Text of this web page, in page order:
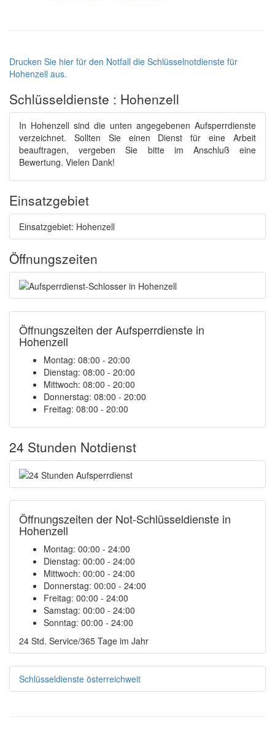
Drucken Sie hier für den Notfall die Schlüsselnotdienste für
Hohenzell aus.
Schlüsseldienste : Hohenzell
In Hohenzell sind die unten angegebenen Aufsperrdienste
verzeichnet. Sollten Sie einen Dienst für eine Arbeit
beauftragen, vergeben Sie bitte im Anschluß eine
Bewertung. Vielen Dank!
Einsatzgebiet
Einsatzgebiet: Hohenzell
Öffnungszeiten
Öffnungszeiten der Aufsperrdienste in
Hohenzell
Montag: 08:00 - 20:00
Dienstag: 08:00 - 20:00
Mittwoch: 08:00 - 20:00
Donnerstag: 08:00 - 20:00
Freitag: 08:00 - 20:00
24 Stunden Notdienst
Öffnungszeiten der Not-Schlüsseldienste in
Hohenzell
Montag: 00:00 - 24:00
Dienstag: 00:00 - 24:00
Mittwoch: 00:00 - 24:00
Donnerstag: 00:00 - 24:00
Freitag: 00:00 - 24:00
Samstag: 00:00 - 24:00
Sonntag: 00:00 - 24:00
24 Std. Service/365 Tage im Jahr
Schlüsseldienste österreichweit